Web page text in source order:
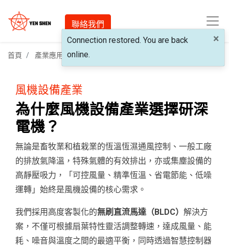
聯絡我們
首頁 產業應用 風機設備產業s
風機設備產業
為什麼風機設備產業選擇研深
電機？
無論是畜牧業和植栽業的恆溫恆濕通風控制、一般工廠
的排放氣降溫，特殊氣體的有效排出，亦或集塵設備的
高靜壓吸力，「可控風量、精準恆溫、省電節能、低噪
運轉」始終是風機設備的核心需求。
我們採用高度客製化的無刷直流馬達（BLDC） 解決方
案，不僅可根據扇葉特性靈活調整轉速，達成風量、能
耗、噪音與溫度之間的最適平衡，同時透過智慧控制器
×
Connection restored. You are back
online.